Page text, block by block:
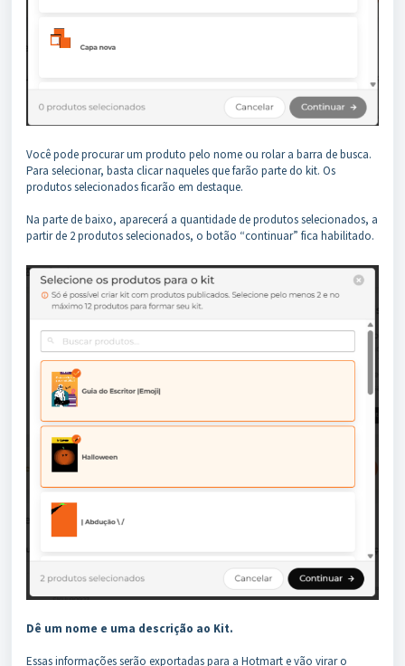
Você pode procurar um produto pelo nome ou rolar a barra de busca.
Para selecionar, basta clicar naqueles que farão parte do kit. Os
produtos selecionados ficarão em destaque.
Na parte de baixo, aparecerá a quantidade de produtos selecionados, a
partir de 2 produtos selecionados, o botão “continuar” fica habilitado.
Dê um nome e uma descrição ao Kit.
Essas informações serão exportadas para a Hotmart e vão virar o